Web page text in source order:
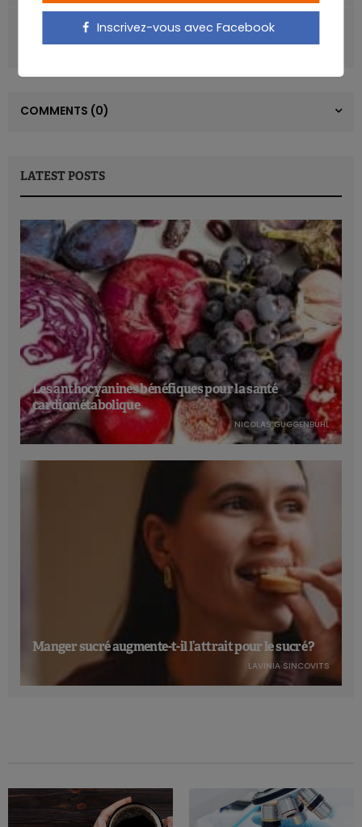
ARTICLE SUIVANT
Les bébés «sucrés» grossissent plus que les bébés «salés»
COMMENTS (0)
LATEST POSTS
Les anthocyanines bénéfiques pour la santé
cardiométabolique
NICOLAS GUGGENBÜHL
Manger sucré augmente-t-il l’attrait pour le sucré ?
LAVINIA SINCOVITS
Inscrivez-vous avec Facebook